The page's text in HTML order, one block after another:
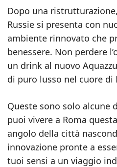
Dopo una
Russie si presenta con
ambiente rinnovato che
benessere. Non perdere
un drink al nuovo
di puro lusso nel cuore di
Queste sono solo alcune
puoi vivere a Roma
angolo della città
innovazione pronte a
tuoi sensi a un viaggio